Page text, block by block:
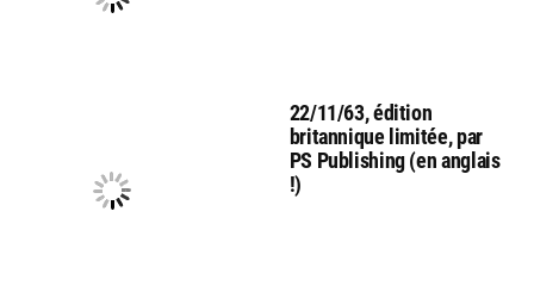
22/11/63, édition
britannique limitée, par
PS Publishing (en anglais
!)